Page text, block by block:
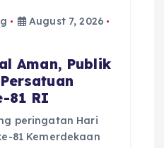
August 7, 2026
Aman, Publik
81 RI
peringatan Hari
81 Kemerdekaan